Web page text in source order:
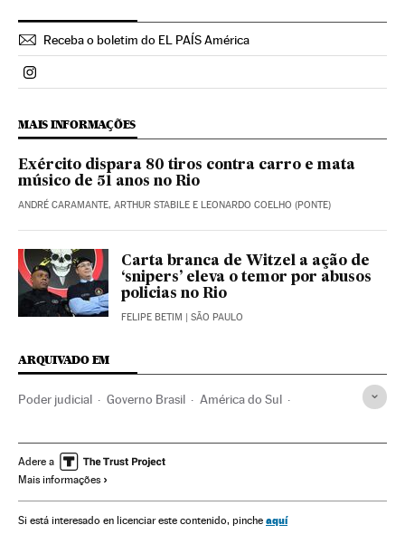
Receba o boletim do EL PAÍS América
Politica El País Brasil en Instagram
MAIS INFORMAÇÕES
Exército dispara 80 tiros contra carro e mata
músico de 51 anos no Rio
ANDRÉ CARAMANTE, ARTHUR STABILE E LEONARDO COELHO (PONTE)
Carta branca de Witzel a ação de
‘snipers’ eleva o temor por abusos
policias no Rio
FELIPE BETIM | SÃO PAULO
ARQUIVADO EM
Poder judicial Governo Brasil América do Sul
América Administração Estado
Segurança Pública
Rio de Janeiro Justiça Militar Brasil Ordem pública
Adere a
Mais informações
Si está interesado en licenciar este contenido, pinche aquí